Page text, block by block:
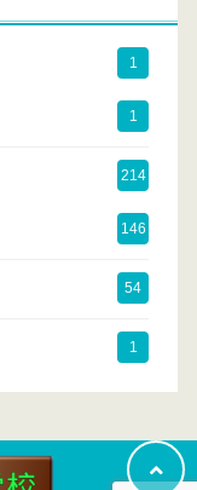
1
1
214
146
54
1